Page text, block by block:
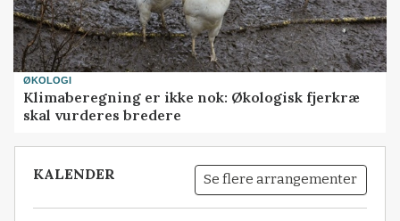
ØKOLOGI
Klimaberegning er ikke nok: Økologisk fjerkræ
skal vurderes bredere
KALENDER Se flere arrangementer